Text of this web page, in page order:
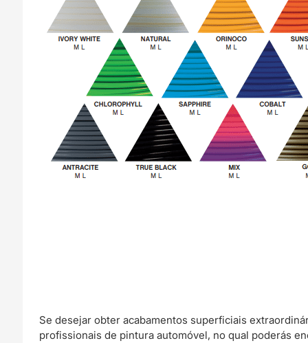
Se desejar obter acabamentos superficiais
profissionais de pintura automóvel, no qual poderás